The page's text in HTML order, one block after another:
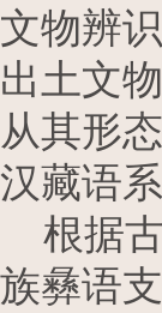
文物辨
出土文
从其形
汉藏语
根据古
族彝语支